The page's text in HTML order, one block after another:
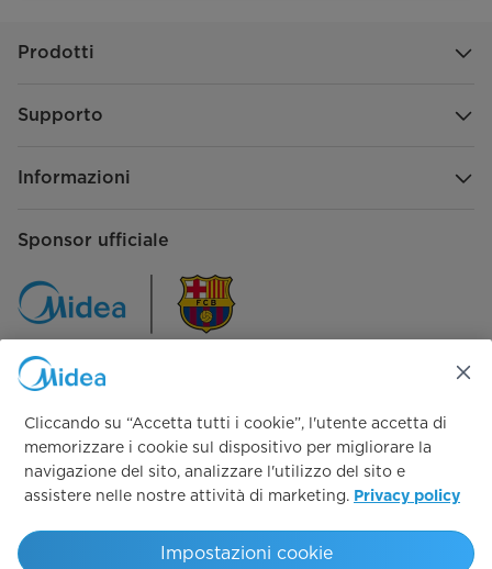
Prodotti
Supporto
Informazioni
Sponsor ufficiale
Seguici su:
Cliccando su “Accetta tutti i cookie”, l'utente accetta di
memorizzare i cookie sul dispositivo per migliorare la
navigazione del sito, analizzare l'utilizzo del sito e
assistere nelle nostre attività di marketing. Privacy policy
Impostazioni cookie